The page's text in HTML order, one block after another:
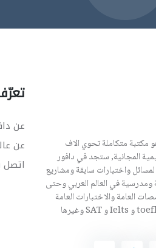
مكتبة متكاملة تحوي الاف
المجانية, ستجد في دافور
واختبارات سابقة ومشاريع
ومدرسية في العالم العربي وحتى
العامة والاختبارات العامة
العالمية كال toefl و Ielts و SAT وغيرها
عن
عن
اتصل